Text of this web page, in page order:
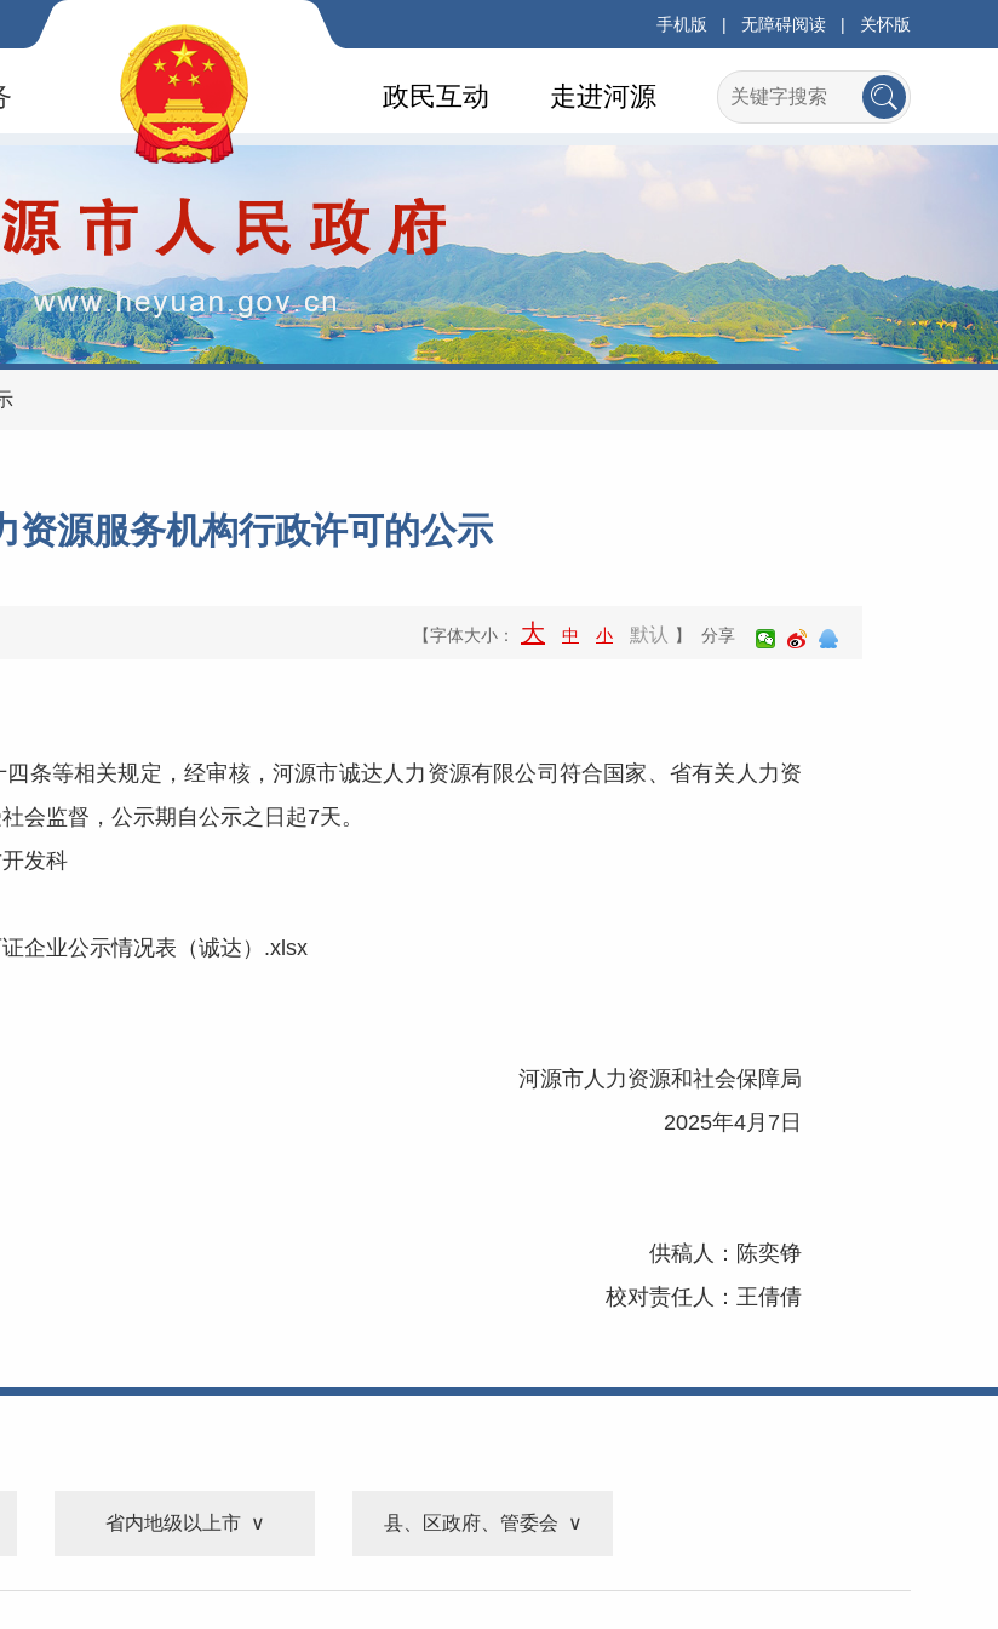
手机版 | 无障碍阅读 | 关怀版
走进河源
政民互动
资源服务机构行政许可的公示
【字体大小： 大 中 小 默认 】 分享
等相关规定，经审核，河源市诚达人力资源有限公司符合国家、省有关人力资
会监督，公示期自公示之日起7天。
发科
企业公示情况表（诚达）.xlsx
河源市人力资源和社会保障局
2025年4月7日
供稿人：陈奕铮
校对责任人：王倩倩
省内地级以上市 县、区政府、管委会